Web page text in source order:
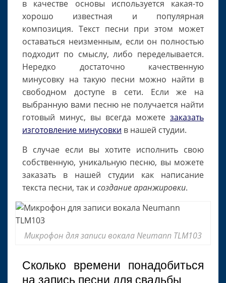
в качестве основы используется какая-то
хорошо известная и популярная
композиция. Текст песни при этом может
оставаться неизменным, если он полностью
подходит по смыслу, либо переделывается.
Нередко достаточно качественную
минусовку на такую песни можно найти в
свободном доступе в сети. Если же на
выбранную вами песню не получается найти
готовый минус, вы всегда можете заказать
изготовление минусовки в нашей студии.
В случае если вы хотите исполнить свою
собственную, уникальную песню, вы можете
заказать в нашей студии как написание
текста песни, так и создание аранжировки.
Микрофон для записи вокала Neumann TLM103
Сколько времени понадобиться
на запись песни для свадьбы